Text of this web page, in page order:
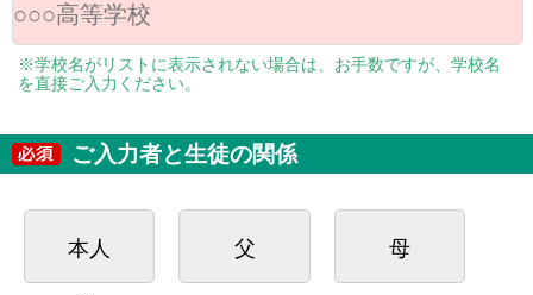
※学校名がリストに表示されない場合は、お手数ですが、学校名
を直接ご入力ください。
ご入力者と生徒の関係
本人 父 母